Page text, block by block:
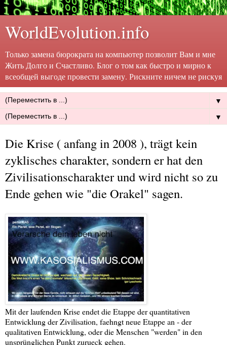
WorldEvolution.info
Только замена бюрократа на компьютер позволит Вам и мне
Жить Долго и Счастливо. Блог о том как быстро и мирно к
всеобщей выгоде провести замену. Рискните ничем не рискуя
▼
▼
Die Krise ( anfang in 2008 ), trägt kein
zyklisches charakter, sondern er hat den
Zivilisationscharakter und wird nicht so zu
Ende gehen wie "die Orakel" sagen.
Mit der laufenden Krise endet die Etappe der quantitativen
Entwicklung der Zivilisation, faehngt neue Etappe an - der
qualitativen Entwicklung, oder die Menschen "werden" in den
unsprünglichen Punkt zurueck gehen.